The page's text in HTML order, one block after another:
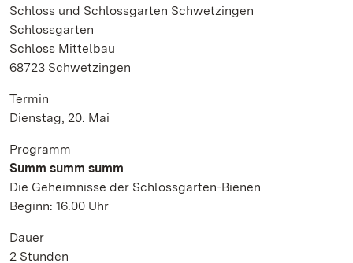
Schloss und Schlossgarten Schwetzingen
Schlossgarten
Schloss Mittelbau
68723 Schwetzingen
Termin
Dienstag, 20. Mai
Programm
Summ summ summ
Die Geheimnisse der Schlossgarten-Bienen
Beginn: 16.00 Uhr
Dauer
2 Stunden